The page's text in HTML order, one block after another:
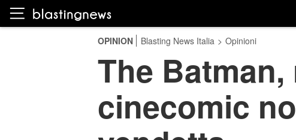
OPINION Blasting News Italia > Opinioni
The
cinecomic